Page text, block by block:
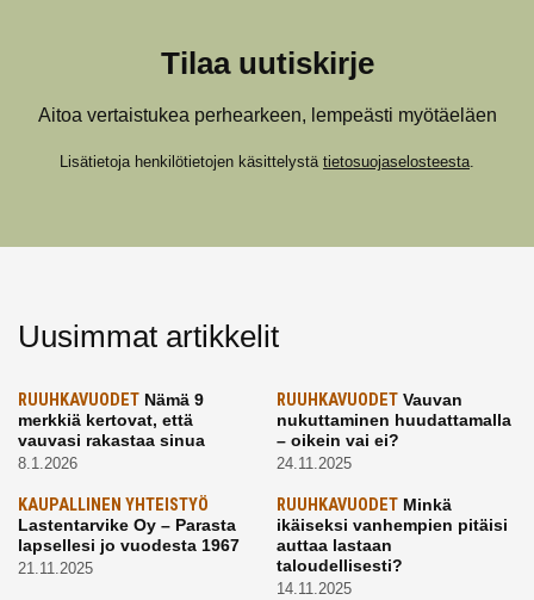
Tilaa uutiskirje
Aitoa vertaistukea perhearkeen, lempeästi myötäeläen
Lisätietoja henkilötietojen käsittelystä tietosuojaselosteesta
Uusimmat artikkelit
RUUHKAVUODET Nämä 9
merkkiä kertovat, että
vauvasi rakastaa sinua
8.1.2026
RUUHKAVUODETVauvan
nukuttaminen huudattamalla
– oikein vai ei?
24.11.2025
KAUPALLINEN YHTEISTYÖ
Lastentarvike Oy – Parasta
lapsellesi jo vuodesta 1967
21.11.2025
RUUHKAVUODETMinkä
ikäiseksi vanhempien pitäisi
auttaa lastaan
taloudellisesti?
14.11.2025